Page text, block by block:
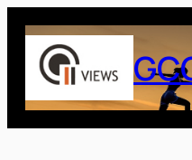
Saltar
contenido